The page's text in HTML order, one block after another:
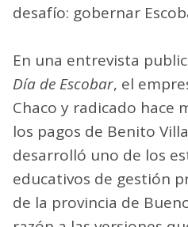
desafío: gobernar
En una entrevista
Día de Escobar, el
Chaco y radicado hace
los pagos de Benito
desarrolló uno de los
educativos de gestión
de la provincia de